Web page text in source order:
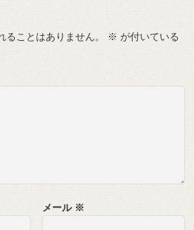
ることはありません。 ※ が付いている
メール ※